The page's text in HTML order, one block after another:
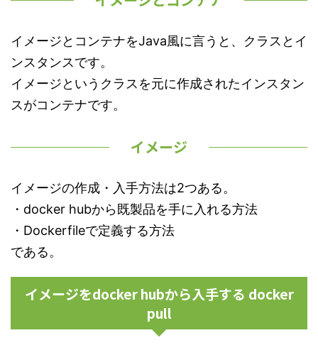
イメージとコンテナをJava風に言うと、クラスとイ
ンスタンスです。
イメージというクラスを元に作成されたインスタン
スがコンテナです。
イメージ
イメージの作成・入手方法は2つある。
・docker hubから既製品を手に入れる方法
・Dockerfileで定義する方法
である。
イメージをdocker hubから入手する docker
pull